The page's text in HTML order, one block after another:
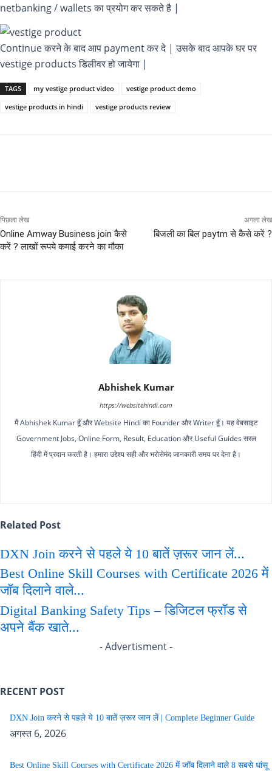
netbanking / wallets का प्रयोग कर सकते है |
Continue करने के बाद आप payment कर दे | उसके बाद आपके घर पर
vestige products डिलीवर हो जायेगा |
TAGS my vestige product video
vestige product demo
vestige products in hindi
vestige products review
पिछला लेख
Online Amway Business join कैसे
करें ? लाखों रूपये कमाई करने का मौका
अगला लेख
बिजली का बिल paytm से कैसे करें ?
Abhishek Kumar
https://websitehindi.com
मैं Abhishek Kumar हूँ और Website Hindi का Founder और Writer हूँ। यह वेबसाइट
Government Jobs, Online Form, Result, Education और Useful Guides सरल
हिंदी में प्रदान करती है। हमारा उद्देश्य सही और भरोसेमंद जानकारी समय पर देना है।
Related Post
DXN Join करने से पहले ये 10 बातें ज़रूर जान लें...
Best Online Skill Courses with Certificate 2026 में
जॉब दिलाने वाले...
Digital Banking Safety Tips – डिजिटल फ्रॉड से
अपने बैंक खाते...
- Advertisment -
RECENT POST
DXN Join करने से पहले ये 10 बातें ज़रूर जान लें | Complete Beginner Guide
अगस्त 6, 2026
Best Online Skill Courses with Certificate 2026 में जॉब दिलाने वाले 8 सबसे धांसू